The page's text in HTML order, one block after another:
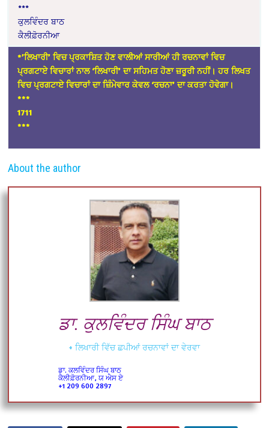
***
ਕੁਲਵਿੰਦਰ ਬਾਠ
ਕੈਲੀਫ਼ੋਰਨੀਆ
*’ਲਿਖਾਰੀ’ ਵਿਚ ਪ੍ਰਕਾਸ਼ਿਤ ਹੋਣ ਵਾਲੀਆਂ ਸਾਰੀਆਂ ਹੀ ਰਚਨਾਵਾਂ ਵਿਚ
ਪ੍ਰਗਟਾਏ ਵਿਚਾਰਾਂ ਨਾਲ ‘ਲਿਖਾਰੀ’ ਦਾ ਸਹਿਮਤ ਹੋਣਾ ਜ਼ਰੂਰੀ ਨਹੀਂ। ਹਰ ਲਿਖਤ
ਵਿਚ ਪ੍ਰਗਟਾਏ ਵਿਚਾਰਾਂ ਦਾ ਜ਼ਿੰਮੇਵਾਰ ਕੇਵਲ ‘ਰਚਨਾ’ ਦਾ ਕਰਤਾ ਹੋਵੇਗਾ।
***
1711
***
About the author
ਡਾ. ਕੁਲਵਿੰਦਰ ਸਿੰਘ ਬਾਠ
+ ਲਿਖਾਰੀ ਵਿੱਚ ਛਪੀਆਂ ਰਚਨਾਵਾਂ ਦਾ ਵੇਰਵਾ
ਡਾ. ਕੁਲਵਿੰਦਰ ਸਿੰਘ ਬਾਠ
ਕੈਲੀਫ਼ੋਰਨੀਆ, ਯੂ ਐਸ ਏ
+1 209 600 2897